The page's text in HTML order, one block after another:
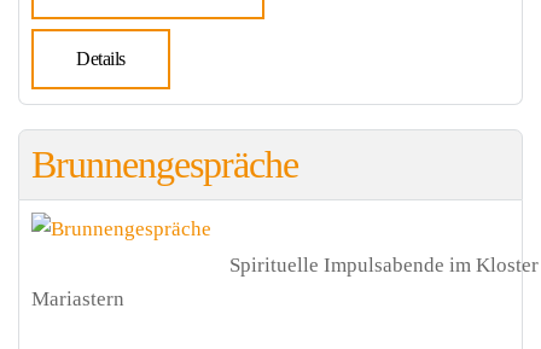
Details
Brunnengespräche
Spirituelle Impulsabende im Kloster
Mariastern